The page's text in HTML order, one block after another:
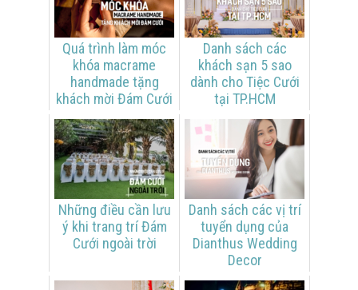
Quá trình làm móc
khóa macrame
handmade tặng
khách mời Đám Cưới
Danh sách các
khách sạn 5 sao
dành cho Tiệc Cưới
tại TP.HCM
Những điều cần lưu
ý khi trang trí Đám
Cưới ngoài trời
Danh sách các vị trí
tuyển dụng của
Dianthus Wedding
Decor